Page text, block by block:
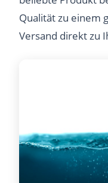
Qualität zu einem
Versand direkt zu